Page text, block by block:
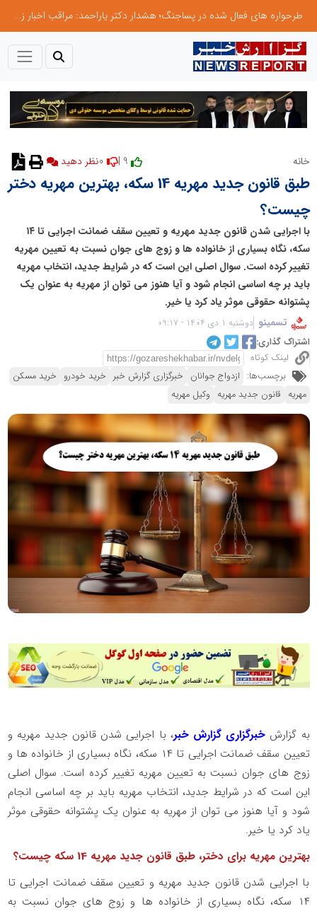
طرحواره های فعال شده در پساجنگ؛ هشدار دکتر یاراحمد: مراقب اخبار زرد و واکنش های هیجانی باشید
خانه
طبق قانون جدید مهریه 14 سکه، بهترین مهریه دختر
چیست؟
با اجرایی شدن قانون جدید مهریه و تعیین سقف ضمانت اجرایی تا ۱۴
سکه، نگاه بسیاری از خانواده ها و زوج های جوان نسبت به تعیین مهریه
تغییر کرده است. سوال اصلی این است که در شرایط جدید، انتخاب مهریه
باید بر چه اساسی انجام شود و آیا هنوز می توان از مهریه به عنوان یک
پشتوانه حقوقی موثر یاد کرد یا خیر.
تسمینو دوشنبه 1 دی 1404 - 09:17
اشتراک گذاری:
لینک کوتاه
برچسب‌ها: ازدواج جوانان خبرگزاری گزارش خبر خرید خودرو خرید مسکن
مهریه قانون جدید مهریه وکیل مهریه
به گزارش خبرگزاری گزارش خبر، با اجرایی شدن قانون جدید مهریه و
تعیین سقف ضمانت اجرایی تا ۱۴ سکه، نگاه بسیاری از خانواده ها و
زوج های جوان نسبت به تعیین مهریه تغییر کرده است. سوال اصلی
این است که در شرایط جدید، انتخاب مهریه باید بر چه اساسی انجام
شود و آیا هنوز می توان از مهریه به عنوان یک پشتوانه حقوقی موثر
یاد کرد یا خیر.
بهترین مهریه برای دختر، طبق قانون جدید مهریه14 سکه چیست؟
با اجرایی شدن قانون جدید مهریه و تعیین سقف ضمانت اجرایی تا
۱۴ سکه، نگاه بسیاری از خانواده ها و زوج های جوان نسبت به